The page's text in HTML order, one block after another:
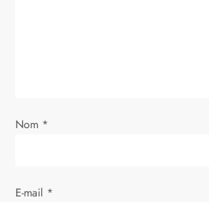
’
r
Nom *
E-mail *